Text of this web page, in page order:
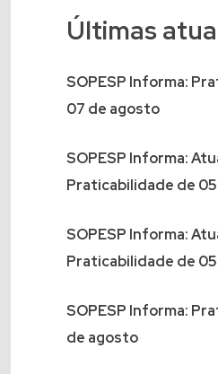
Últimas
SOPESP Informa:
07 de agosto
SOPESP Informa:
Praticabilidade de
SOPESP Informa:
Praticabilidade de
SOPESP Informa:
de agosto